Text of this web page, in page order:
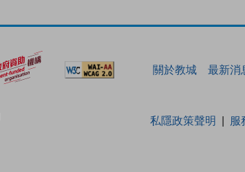
關於教城 最新消
私隱政策聲明 服